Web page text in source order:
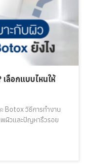
ลือกแบบไหนให้
Botox วิธีการทำงาน
พผิวและปัญหาริ้วรอย